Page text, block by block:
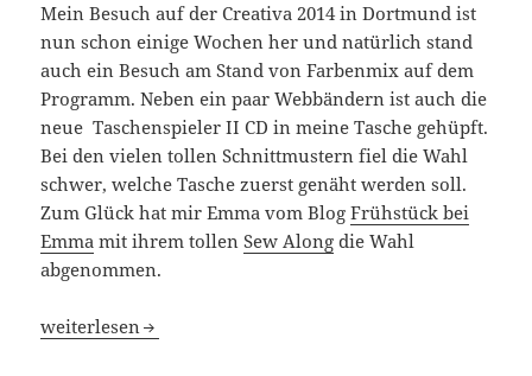
Mein Besuch auf der Creativa 2014 in Dortmund ist
nun schon einige Wochen her und natürlich stand
auch ein Besuch am Stand von Farbenmix auf dem
Programm. Neben ein paar Webbändern ist auch die
neue Taschenspieler II CD in meine Tasche gehüpft.
Bei den vielen tollen Schnittmustern fiel die Wahl
schwer, welche Tasche zuerst genäht werden soll.
Zum Glück hat mir Emma vom BlogFrühstück bei
Emma mit ihrem tollenSew Along die Wahl
abgenommen.
Clutch – Taschenspieler 2
weiterlesen